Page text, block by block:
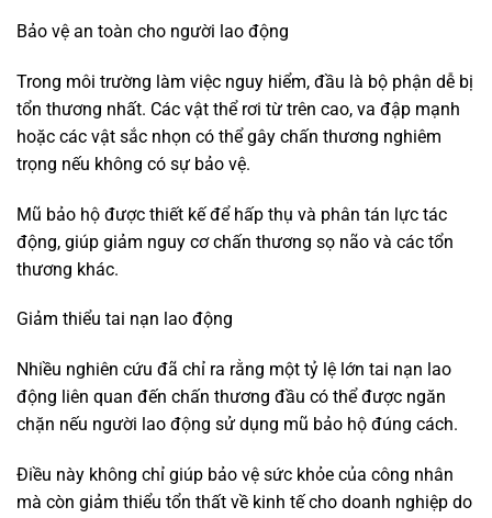
Bảo vệ an toàn cho người lao động
Trong môi trường làm việc nguy hiểm, đầu là bộ phận dễ bị
tổn thương nhất. Các vật thể rơi từ trên cao, va đập mạnh
hoặc các vật sắc nhọn có thể gây chấn thương nghiêm
trọng nếu không có sự bảo vệ.
Mũ bảo hộ được thiết kế để hấp thụ và phân tán lực tác
động, giúp giảm nguy cơ chấn thương sọ não và các tổn
thương khác.
Giảm thiểu tai nạn lao động
Nhiều nghiên cứu đã chỉ ra rằng một tỷ lệ lớn tai nạn lao
động liên quan đến chấn thương đầu có thể được ngăn
chặn nếu người lao động sử dụng mũ bảo hộ đúng cách.
Điều này không chỉ giúp bảo vệ sức khỏe của công nhân
mà còn giảm thiểu tổn thất về kinh tế cho doanh nghiệp do